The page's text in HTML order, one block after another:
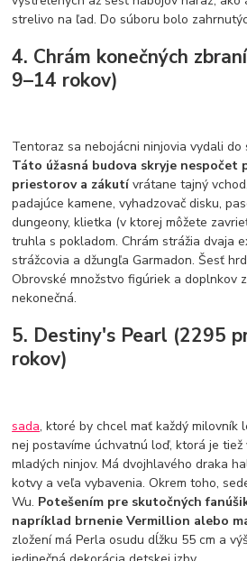
strelivo na ľad. Do súboru bolo
4. Chrám konečných
9–14 rokov)
Tentoraz sa nebojácni ninjovia vydali
Táto úžasná budova skryje nespočet
priestorov a zákutívrátane tajný
padajúce kamene, vyhadzovač disku,
dungeony, klietka (v ktorej môžete
truhla s pokladom. Chrám strážia dvaja
strážcovia a džungľa Garmadon. Šesť
Obrovské množstvo figúriek a doplnkov
nekonečná.
5. Destiny's Pearl (2295
rokov)
sada, ktoré by chcel mať každý milovník
nej postavíme úchvatnú loď, ktorá je
mladých ninjov. Má dvojhlavého draka
kotvy a veľa vybavenia. Okrem toho,
Wu. Potešením pre skutočných
napríklad brnenie Vermillion alebo
zložení má Perla osudu dĺžku 55 cm a